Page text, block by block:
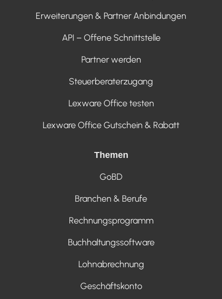
Erweiterungen & Partner Anbindungen
API – Offene Schnittstelle
Partner werden
Steuerberaterzugang
Lexware Office testen
Lexware Office Gutschein & Rabatt
Themen
GoBD
Branchen & Berufe
Rechnungsprogramm
Buchhaltungssoftware
Lohnabrechnung
Geschäftskonto